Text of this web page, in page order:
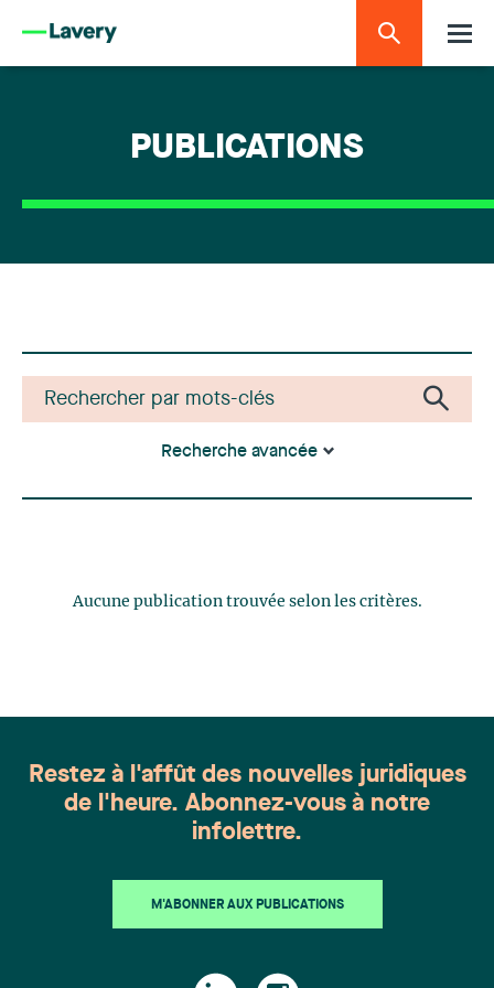
PUBLICATIONS
Recherche avancée
Aucune publication trouvée selon les critères.
Restez à l'affût des nouvelles juridiques
de l'heure. Abonnez-vous à notre
infolettre.
M'ABONNER AUX PUBLICATIONS